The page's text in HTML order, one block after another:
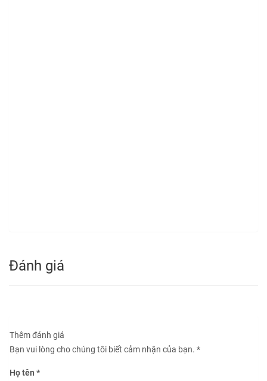
Đánh giá
Thêm đánh giá
Bạn vui lòng cho chúng tôi biết cảm nhận của bạn. *
Họ tên *